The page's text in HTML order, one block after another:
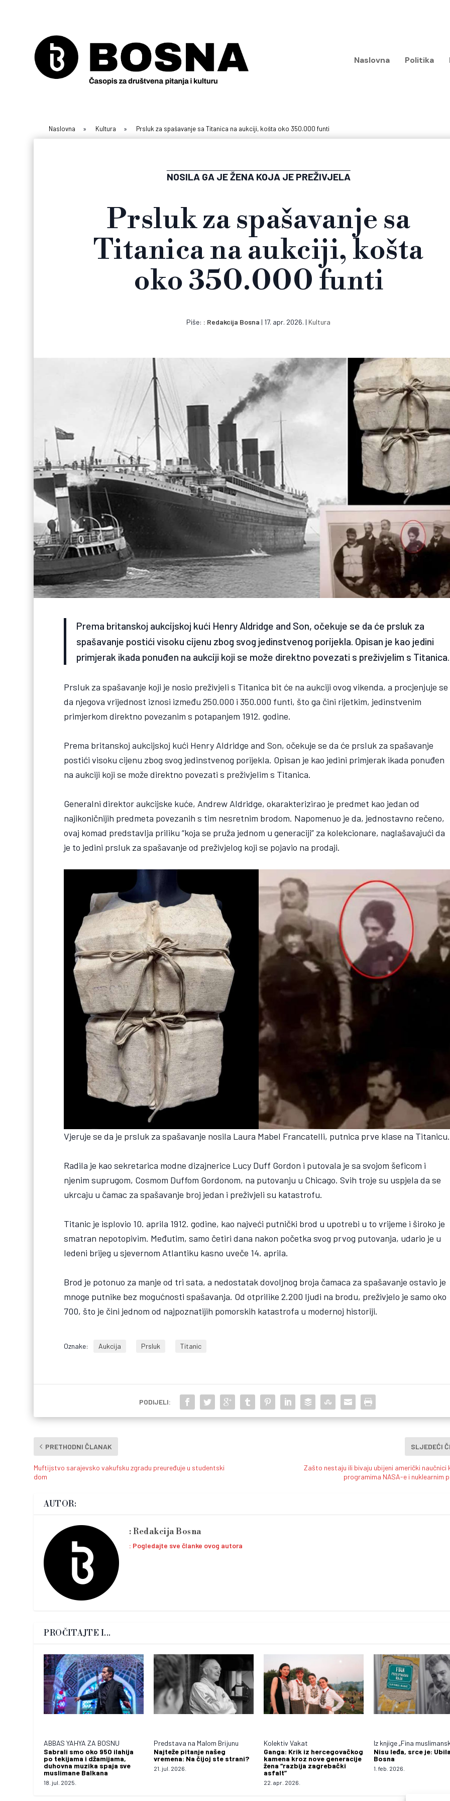
Naslovna Politika
Naslovna » Kultura » Prsluk za spašavanje sa Titanica na aukciji, košta oko 350.000 funti
NOSILA GA JE ŽENA KOJA JE PREŽIVJELA
Prsluk za spašavanje sa
Titanica na aukciji, košta
oko 350.000 funti
Piše: Redakcija Bosna | 17. apr. 2026. | Kultura
Prema britanskoj aukcijskoj kući Henry Aldridge and Son, očekuje se da će prsluk za
spašavanje postići visoku cijenu zbog svog jedinstvenog porijekla. Opisan je kao jedini
primjerak ikada ponuđen na aukciji koji se može direktno povezati s preživjelim s Titanica.
Prsluk za spašavanje koji je nosio preživjeli s Titanica bit će na aukciji ovog vikenda, a procjenjuje se
da njegova vrijednost iznosi između 250.000 i 350.000 funti, što ga čini rijetkim, jedinstvenim
primjerkom direktno povezanim s potapanjem 1912. godine.
Prema britanskoj aukcijskoj kući Henry Aldridge and Son, očekuje se da će prsluk za spašavanje
postići visoku cijenu zbog svog jedinstvenog porijekla. Opisan je kao jedini primjerak ikada ponuđen
na aukciji koji se može direktno povezati s preživjelim s Titanica.
Generalni direktor aukcijske kuće, Andrew Aldridge, okarakterizirao je predmet kao jedan od
najikoničnijih predmeta povezanih s tim nesretnim brodom. Napomenuo je da, jednostavno rečeno,
ovaj komad predstavlja priliku “koja se pruža jednom u generaciji” za kolekcionare, naglašavajući da
je to jedini prsluk za spašavanje od preživjelog koji se pojavio na prodaji.
Vjeruje se da je prsluk za spašavanje nosila Laura Mabel Francatelli, putnica prve klase na Titanicu.
Radila je kao sekretarica modne dizajnerice Lucy Duff Gordon i putovala je sa svojom šeficom i
njenim suprugom, Cosmom Duffom Gordonom, na putovanju u Chicago. Svih troje su uspjela da se
ukrcaju u čamac za spašavanje broj jedan i preživjeli su katastrofu.
Titanic je isplovio 10. aprila 1912. godine, kao najveći putnički brod u upotrebi u to vrijeme i široko je
smatran nepotopivim. Međutim, samo četiri dana nakon početka svog prvog putovanja, udario je u
ledeni brijeg u sjevernom Atlantiku kasno uveče 14. aprila.
Brod je potonuo za manje od tri sata, a nedostatak dovoljnog broja čamaca za spašavanje ostavio je
mnoge putnike bez mogućnosti spašavanja. Od otprilike 2.200 ljudi na brodu, preživjelo je samo oko
700, što je čini jednom od najpoznatijih pomorskih katastrofa u modernoj historiji.
Oznake: Aukcija Prsluk Titanic
PODIJELI:
PRETHODNI ČLANAK
Muftijstvo sarajevsko vakufsku zgradu preuređuje u studentski
dom
SLJEDEĆI
Zašto nestaju ili bivaju ubijeni američki naučnici
programima NASA-e i nuklearnim
AUTOR:
Redakcija Bosna
Pogledajte sve članke ovog autora
PROČITAJTE I...
ABBAS YAHYA ZA BOSNU
Sabrali smo oko 950 ilahija
po tekijama i džamijama,
duhovna muzika spaja sve
muslimane Balkana
18. jul. 2025.
Predstava na Malom Brijunu
Najteže pitanje našeg
vremena: Na čijoj ste strani?
21. jul. 2026.
Kolektiv Vakat
Ganga: Krik iz hercegovačkog
kamena kroz nove generacije
žena “razbija zagrebački
asfalt”
22. apr. 2026.
Iz knjige „Fina
Nisu leđa, srce je:
Bosna
1. feb. 2026.